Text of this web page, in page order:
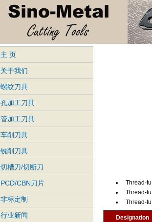
主 页
关于我们
螺纹刀具
孔加工刀具
管加工刀具
车削刀具
铣削刀具
切槽刀/切断刀
PCD/CBN刀片
非标定制
行业新闻
Thread-
Thread-
Thread-
Designation